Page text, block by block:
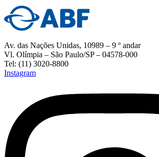
Av. das Nações Unidas, 10989 – 9 º andar
Vl. Olímpia – São Paulo/SP – 04578-000
Tel: (11) 3020-8800
Instagram